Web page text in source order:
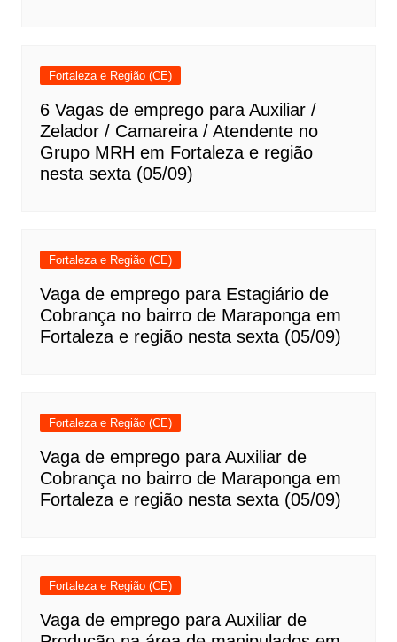
Fortaleza e Região (CE)
6 Vagas de emprego para Auxiliar /
Zelador / Camareira / Atendente no
Grupo MRH em Fortaleza e região
nesta sexta (05/09)
Fortaleza e Região (CE)
Vaga de emprego para Estagiário de
Cobrança no bairro de Maraponga em
Fortaleza e região nesta sexta (05/09)
Fortaleza e Região (CE)
Vaga de emprego para Auxiliar de
Cobrança no bairro de Maraponga em
Fortaleza e região nesta sexta (05/09)
Fortaleza e Região (CE)
Vaga de emprego para Auxiliar de